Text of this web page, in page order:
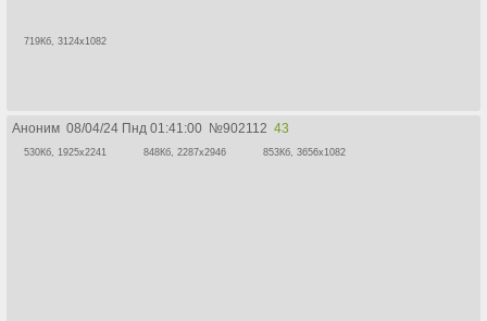
719Кб, 3124x1082
Аноним 08/04/24 Пнд 01:41:00 №902112 43
530Кб, 1925x2241 848Кб, 2287x2946 853Кб, 3656x1082